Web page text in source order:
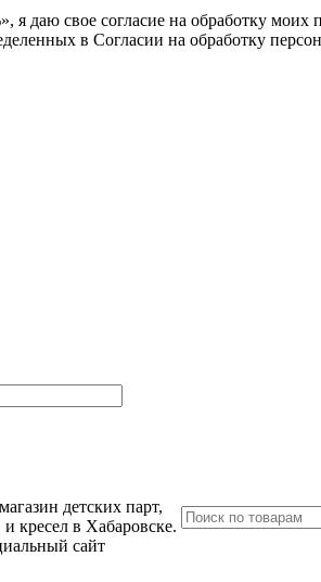
я даю свое согласие на обработку
в Согласии на обработку
детских парт,
и кресел в Хабаровске.
сайт